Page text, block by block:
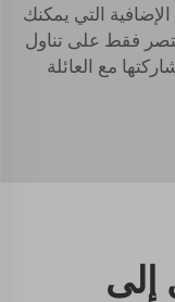
التي يمكنك
فقط على تناول
مع العائلة
إلى